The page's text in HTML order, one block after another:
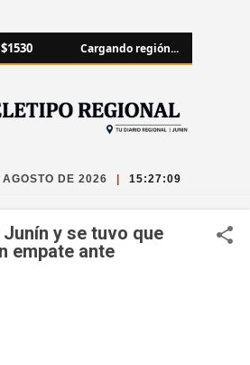
$1530 Cargando región...
DE 2026 15:27:10
y se tuvo que
empate ante